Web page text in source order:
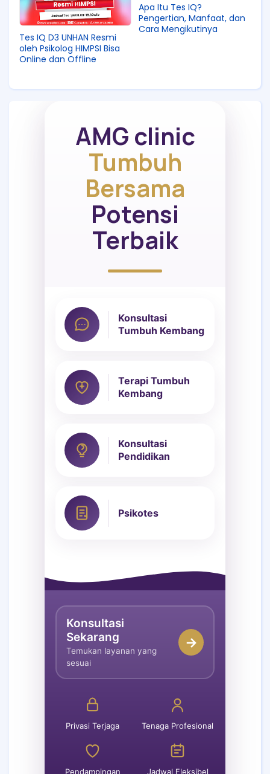
Tes IQ D3 UNHAN Resmi
oleh Psikolog HIMPSI Bisa
Online dan Offline
Apa Itu Tes IQ?
Pengertian, Manfaat, dan
Cara Mengikutinya
AMG clinic
Tumbuh
Bersama
Potensi
Terbaik
Konsultasi
Tumbuh Kembang
Terapi Tumbuh
Kembang
Konsultasi
Pendidikan
Psikotes
Konsultasi
Sekarang
Temukan layanan yang
sesuai
→
Privasi Terjaga Tenaga Profesional
Pendampingan Jadwal Fleksibel